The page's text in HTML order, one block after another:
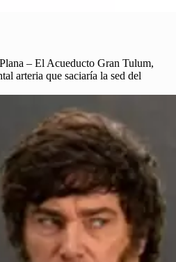
– El Acueducto Gran Tulum,
arteria que saciaría la sed del